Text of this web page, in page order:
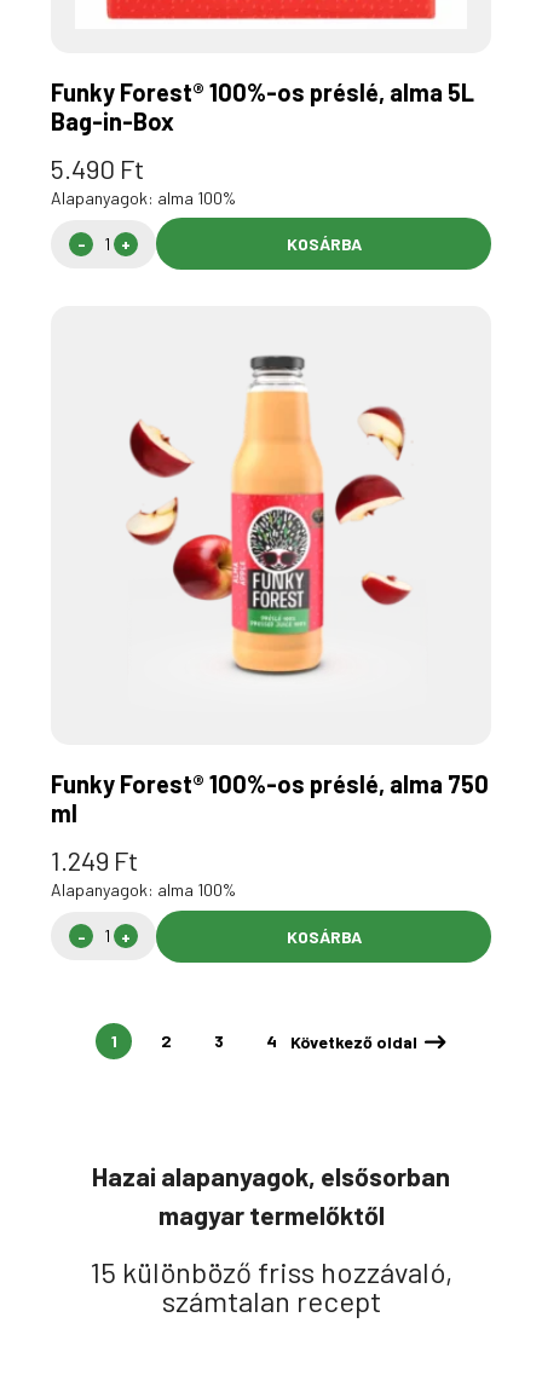
Funky Forest® 100%-os préslé, alma 5L
Bag-in-Box
5.490 Ft
Alapanyagok: alma 100%
KOSÁRBA
Funky Forest® 100%-os préslé, alma 750
ml
1.249 Ft
Alapanyagok: alma 100%
KOSÁRBA
1 2 3 4 Következő oldal
Hazai alapanyagok, elsősorban
magyar termelőktől
15 különböző friss hozzávaló,
számtalan recept